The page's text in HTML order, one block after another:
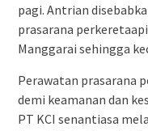
pagi. Antrian
prasarana
Manggarai sehingga
Perawatan prasarana
demi keamanan dan
PT KCI senantiasa